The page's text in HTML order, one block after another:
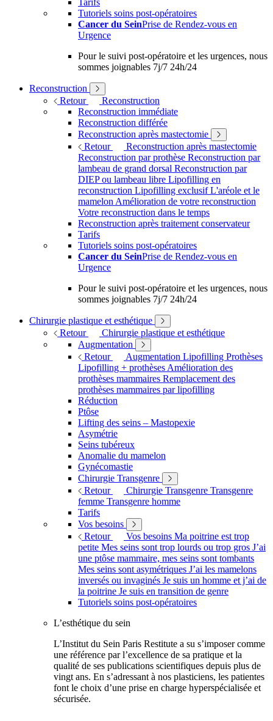
Tarifs
Tutoriels soins post-opératoires
Cancer du SeinPrise de Rendez-vous en
Urgence
Pour le suivi post-opératoire et les urgences, nous
sommes joignables 7j/7 24h/24
Reconstruction
Retour
Reconstruction
Reconstruction immédiate
Reconstruction différée
Reconstruction après mastectomie
Retour
Reconstruction après mastectomie
Reconstruction par prothèse Reconstruction par
lambeau de grand dorsal Reconstruction par
DIEP ou lambeau libre Lipofilling en
reconstruction Lipofilling exclusifL'aréole et le
mamelon Amélioration de votre reconstruction
Votre reconstruction dans le temps
Reconstruction après traitement conservateur
Tarifs
Tutoriels soins post-opératoires
Cancer du SeinPrise de Rendez-vous en
Urgence
Pour le suivi post-opératoire et les urgences, nous
sommes joignables 7j/7 24h/24
Chirurgie plastique et esthétique
Retour
Chirurgie plastique et esthétique
Augmentation
Retour
Augmentation Lipofilling Prothèses
Lipofilling + prothèses Amélioration des
prothèses mammaires Remplacement des
prothèses mammaires par lipofilling
Réduction
Ptôse
Lifting des seins – Mastopexie
Asymétrie
Seins tubéreux
Anomalie du mamelon
Gynécomastie
Chirurgie Transgenre
Retour
Chirurgie Transgenre Transgenre
femme Transgenre homme
Tarifs
Vos besoins
Retour
Vos besoins Ma poitrine est trop
petite Mes seins sont trop lourds ou trop gros J’ai
une ptôse mammaire, mes seins sont tombants
Mes seins sont asymétriques J’ai les mamelons
inversés ou invaginés Je suis un homme et j’ai de
la poitrine Je suis en transition de genre
Tutoriels soins post-opératoires
L’esthétique du sein
L’Institut du Sein Paris Restitute a su s’imposer comme
une référence par l’excellence de sa pratique et la
qualité de ses publications scientifiques depuis plus de
vingt ans. En s’adressant à nos plasticiens, les patientes
font le choix d’une prise en charge hyperspécialisée et
sécurisée.